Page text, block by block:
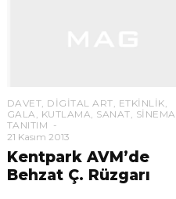
DAVET, DIGITAL ART, ETKINLIK,
GALA, KUTLAMA, SANAT, SINEMA
TANITIM
21 Kasım 2013
Kentpark AVM’de
Behzat Ç. Rüzgarı